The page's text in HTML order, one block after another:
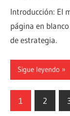
Introducción: El
página en
de estrategia.
Sigue leyendo
1 2